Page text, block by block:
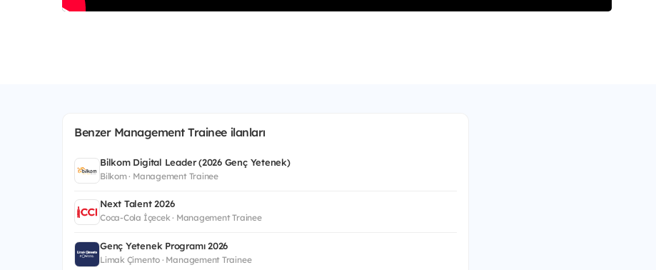
Benzer Management Trainee ilanları
Bilkom Digital Leader (2026 Genç Yetenek)
Bilkom · Management Trainee
Next Talent 2026
Coca-Cola İçecek · Management Trainee
Genç Yetenek Programı 2026
Limak Çimento · Management Trainee